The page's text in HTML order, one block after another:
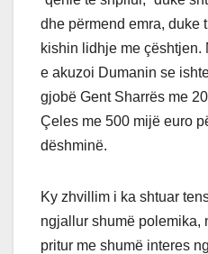
dhe përmend emra, duke
kishin lidhje me çështjen.
e akuzoi Dumanin se
gjobë Gent Sharrës me
Çeles me 500 mijë euro
dëshminë.
Ky zhvillim i ka shtuar
ngjallur shumë polemika,
pritur me shumë interes